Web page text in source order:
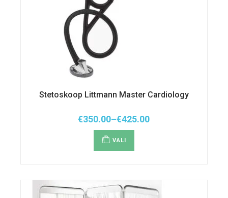
Stetoskoop Littmann Master Cardiology
€350.00–€425.00
Hinnavahemik:
€350.00
kuni
€425.00
VALI
mitu
tootelehel.